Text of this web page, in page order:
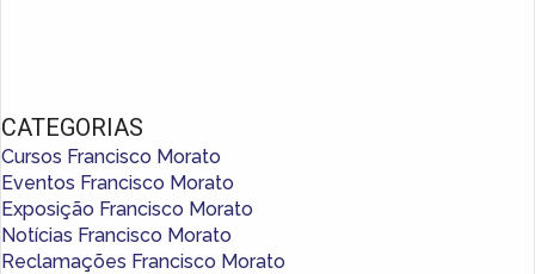
CATEGORIAS
Cursos Francisco Morato
Eventos Francisco Morato
Exposição Francisco Morato
Notícias Francisco Morato
Reclamações Francisco Morato